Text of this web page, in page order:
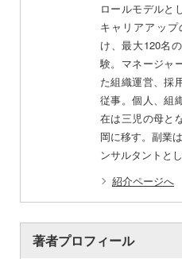
ロールモデルと
キャリアアッ
け、最大120名
験。マネージャ
た組織運営、採
従事。個人、組
在は三児の母と
岡に移す。副業
ンサルタントと
紹介ページへ
著者プロフィール